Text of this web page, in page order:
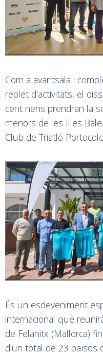
Com a avantsala i
replet d'activitats, el
cent nens prendran la
menors de les Illes
Club de Triatló
És un esdeveniment
internacional que
de Felanitx (Mallorca)
d'un total de 23 països